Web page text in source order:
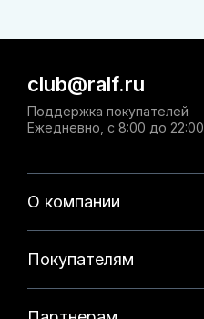
О компании
Покупателям
club@ralf.ru
Поддержка покупателей
Ежедневно, с 8:00 до 22:00